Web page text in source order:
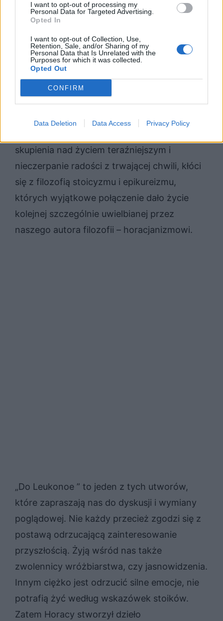
I want to opt-out of processing my
Personal Data for Targeted Advertising.
Opted In
I want to opt-out of Collection, Use,
Retention, Sale, and/or Sharing of my
Personal Data that Is Unrelated with the
Purposes for which it was collected.
Opted Out
CONFIRM
Data Deletion Data Access Privacy Policy
Podmiot liryczny potępia naiwne
poszukiwanie wiedzy na temat przyszłości.
Krytykuje wróżbiarstwo babilońskie. Być
może to właśnie tłumaczy znaczenie imienia
adresatki wiersza Leukonoe, które może
oznaczać między innymi naiwną dziewczynę.
Chęć zgłębienia tajemnic przyszłości, zbytnie
skupienia nad życiem teraźniejszym i
nieczerpanie radości z trwającej chwili, kłóci
się z filozofią stoicyzmu i epikureizmu,
których wyjątkowe połączenie dało życie
kolejnej szczególnie uwielbianej przez
naszego autora filozofii – horacjanizmowi.
„Do Leukonoe ” to jeden z tych utworów,
które zapraszają nas do dyskusji i wymiany
poglądowej. Nie każdy przecież zgodzi się z
postawą odrzucającą zainteresowanie
przyszłością. Żyją wśród nas także
zwolennicy wróżbiarstwa, czy jasnowidzenia.
Innym ciężko jest odrzucić silne emocje, nie
potrafią żyć według wskazówek stoików.
Zatem Horacy stworzył dzieło